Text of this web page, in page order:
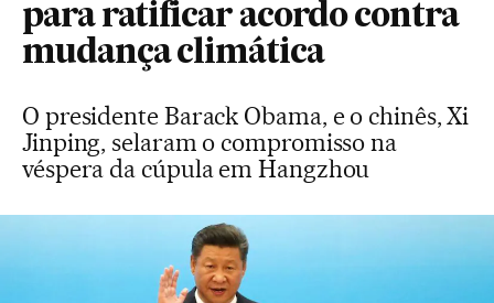
para ratificar acordo contra
mudança climática
O presidente Barack Obama, e o chinês, Xi
Jinping, selaram o compromisso na
véspera da cúpula em Hangzhou